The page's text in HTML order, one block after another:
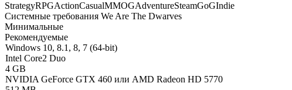
StrategyRPGActionCasualMMOGAdventureSteamGoGIndie
Системные требования We Are The Dwarves
Минимальные
Рекомендуемые
Windows 10, 8.1, 8, 7 (64-bit)
Intel Core2 Duo
4 GB
NVIDIA GeForce GTX 460 или AMD Radeon HD 5770